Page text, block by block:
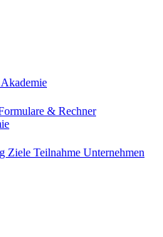
& Rechner
Ziele Teilnahme Unternehmen